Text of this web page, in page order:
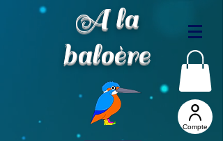
A la
baloère
Compte